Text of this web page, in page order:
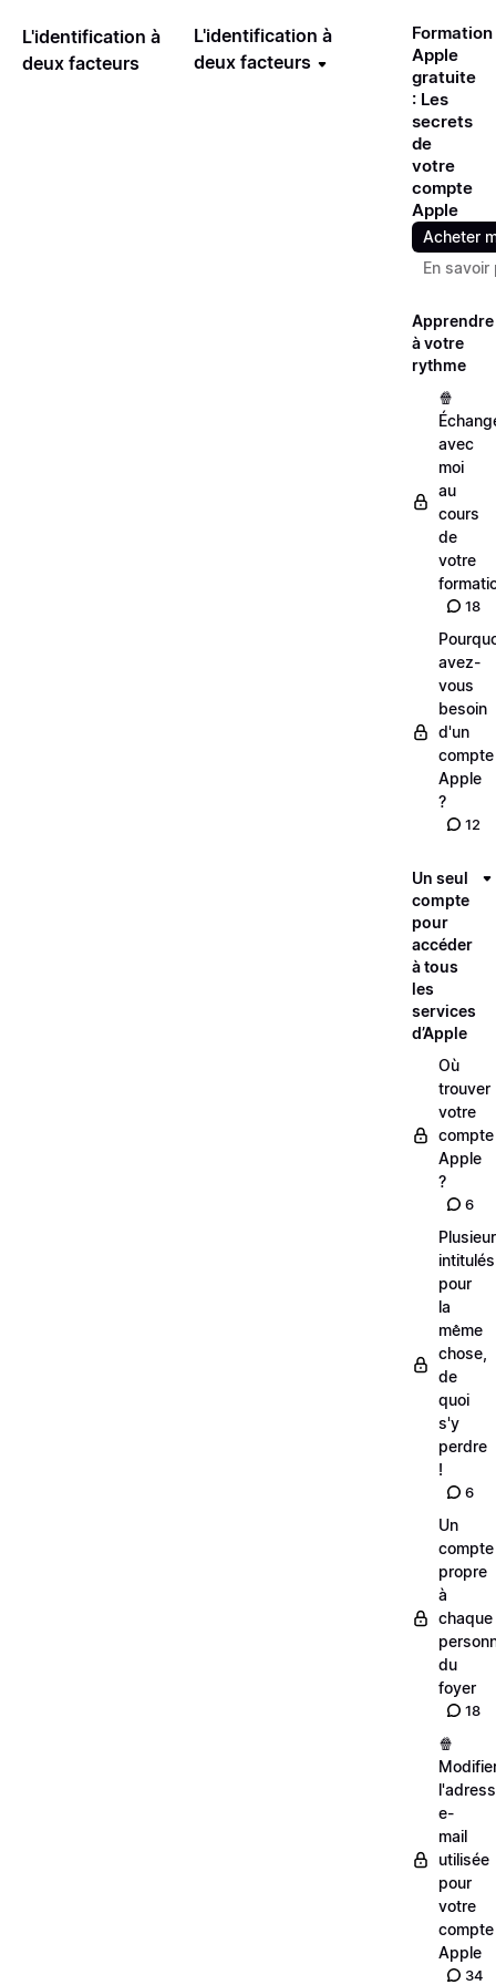
L'identification à
deux facteurs
L'identification à
deux facteurs
Formation
Apple
gratuite
: Les
secrets
de
votre
compte
Apple
Acheter
En savoir
Apprendre
à votre
rythme
🍿
avec
moi
au
cours
de
votre
18
avez-
vous
besoin
d'un
compte
Apple
?
12
Un seul
compte
pour
accéder
à tous
les
services
d’Apple
Où
trouver
votre
compte
Apple
?
6
intitulés
pour
la
même
chose,
de
quoi
s'y
perdre
!
6
Un
compte
propre
à
chaque
du
foyer
18
🍿
e-
mail
utilisée
pour
votre
compte
Apple
34